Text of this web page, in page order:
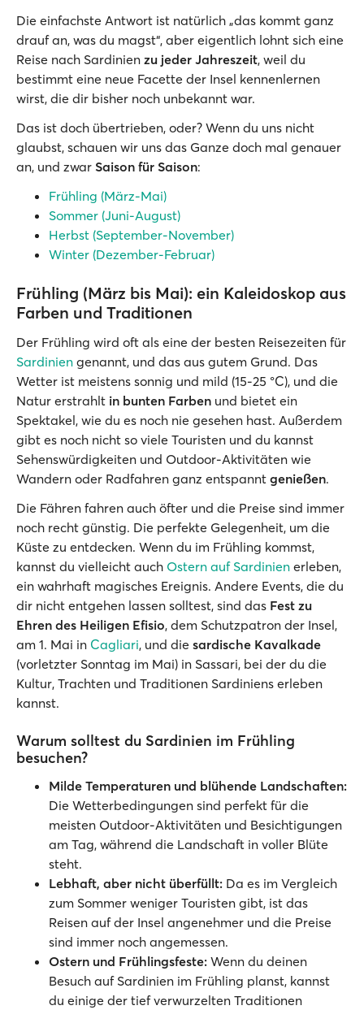
Die einfachste Antwort ist natürlich „das kommt ganz
drauf an, was du magst“, aber eigentlich lohnt sich eine
Reise nach Sardinien zu jeder Jahreszeit, weil du
bestimmt eine neue Facette der Insel kennenlernen
wirst, die dir bisher noch unbekannt war.
Das ist doch übertrieben, oder? Wenn du uns nicht
glaubst, schauen wir uns das Ganze doch mal genauer
an, und zwar Saison für Saison:
Frühling (März-Mai)
Sommer (Juni-August)
Herbst (September-November)
Winter (Dezember-Februar)
Frühling (März bis Mai): ein Kaleidoskop aus
Farben und Traditionen
Der Frühling wird oft als eine der besten Reisezeiten für
Sardinien genannt, und das aus gutem Grund. Das
Wetter ist meistens sonnig und mild (15-25 °C), und die
Natur erstrahlt in bunten Farben und bietet ein
Spektakel, wie du es noch nie gesehen hast. Außerdem
gibt es noch nicht so viele Touristen und du kannst
Sehenswürdigkeiten und Outdoor-Aktivitäten wie
Wandern oder Radfahren ganz entspannt genießen.
Die Fähren fahren auch öfter und die Preise sind immer
noch recht günstig. Die perfekte Gelegenheit, um die
Küste zu entdecken. Wenn du im Frühling kommst,
kannst du vielleicht auch Ostern auf Sardinien erleben,
ein wahrhaft magisches Ereignis. Andere Events, die du
dir nicht entgehen lassen solltest, sind das Fest zu
Ehren des Heiligen Efisio, dem Schutzpatron der Insel,
am 1. Mai in Cagliari, und die sardische Kavalkade
(vorletzter Sonntag im Mai) in Sassari, bei der du die
Kultur, Trachten und Traditionen Sardiniens erleben
kannst.
Warum solltest du Sardinien im Frühling
besuchen?
Milde Temperaturen und blühende Landschaften:
Die Wetterbedingungen sind perfekt für die
meisten Outdoor-Aktivitäten und Besichtigungen
am Tag, während die Landschaft in voller Blüte
steht.
Lebhaft, aber nicht überfüllt: Da es im Vergleich
zum Sommer weniger Touristen gibt, ist das
Reisen auf der Insel angenehmer und die Preise
sind immer noch angemessen.
Ostern und Frühlingsfeste: Wenn du deinen
Besuch auf Sardinien im Frühling planst, kannst
du einige der tief verwurzelten Traditionen